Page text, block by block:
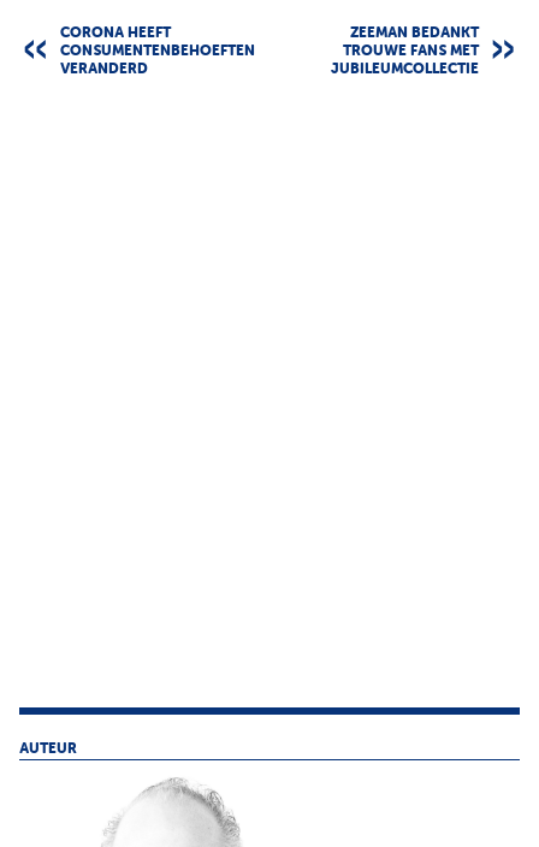
CORONA HEEFT
CONSUMENTENBEHOEFTEN
VERANDERD
ZEEMAN BEDANKT
TROUWE FANS MET
JUBILEUMCOLLECTIE
AUTEUR